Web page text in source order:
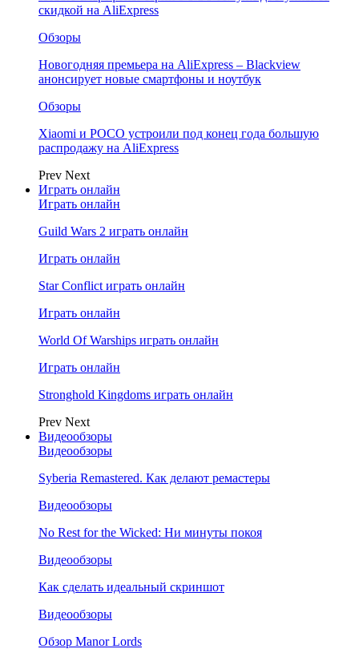
скидкой на AliExpress
Обзоры
Новогодняя премьера на AliExpress – Blackview
анонсирует новые смартфоны и ноутбук
Обзоры
Xiaomi и POCO устроили под конец года большую
распродажу на AliExpress
Prev Next
Играть онлайн
Играть онлайн
Guild Wars 2 играть онлайн
Играть онлайн
Star Conflict играть онлайн
Играть онлайн
World Of Warships играть онлайн
Играть онлайн
Stronghold Kingdoms играть онлайн
Prev Next
Видеообзоры
Видеообзоры
Syberia Remastered. Как делают ремастеры
Видеообзоры
No Rest for the Wicked: Ни минуты покоя
Видеообзоры
Как сделать идеальный скриншот
Видеообзоры
Обзор Manor Lords